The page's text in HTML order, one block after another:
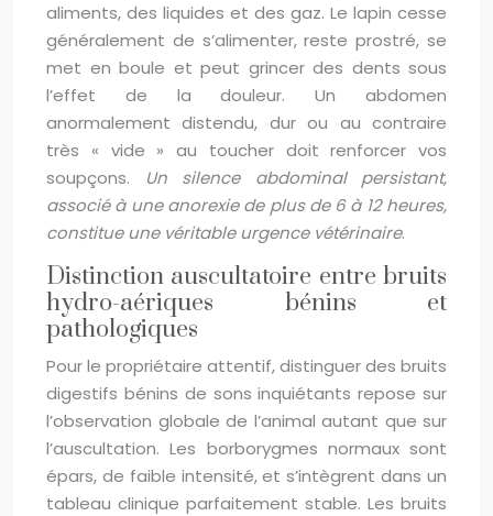
aliments, des liquides et des gaz. Le lapin cesse
généralement de s’alimenter, reste prostré, se
met en boule et peut grincer des dents sous
l’effet de la douleur. Un abdomen
anormalement distendu, dur ou au contraire
très « vide » au toucher doit renforcer vos
soupçons.
Un silence abdominal persistant,
associé à une anorexie de plus de 6 à 12 heures,
constitue une véritable urgence vétérinaire.
Distinction auscultatoire entre bruits
hydro-aériques bénins et
pathologiques
Pour le propriétaire attentif, distinguer des bruits
digestifs bénins de sons inquiétants repose sur
l’observation globale de l’animal autant que sur
l’auscultation. Les borborygmes normaux sont
épars, de faible intensité, et s’intègrent dans un
tableau clinique parfaitement stable. Les bruits